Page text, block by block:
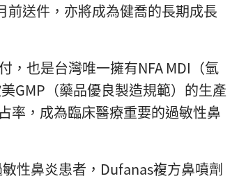
送件，亦將成為健喬的長期成長
，也是台灣唯一擁有NFA MDI（氫
GMP（藥品優良製造規範）的生產
率，成為臨床醫療重要的過敏性鼻
性鼻炎患者，Dufanas複方鼻噴劑